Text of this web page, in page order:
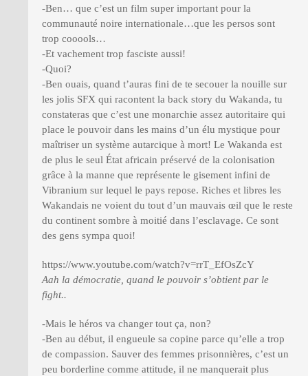
-Ben… que c’est un film super important pour la
communauté noire internationale…que les persos sont
trop cooools…
-Et vachement trop fasciste aussi!
-Quoi?
-Ben ouais, quand t’auras fini de te secouer la nouille sur
les jolis SFX qui racontent la back story du Wakanda, tu
constateras que c’est une monarchie assez autoritaire qui
place le pouvoir dans les mains d’un élu mystique pour
maîtriser un système autarcique à mort! Le Wakanda est
de plus le seul État africain préservé de la colonisation
grâce à la manne que représente le gisement infini de
Vibranium sur lequel le pays repose. Riches et libres les
Wakandais ne voient du tout d’un mauvais œil que le reste
du continent sombre à moitié dans l’esclavage. Ce sont
des gens sympa quoi!
https://www.youtube.com/watch?v=rrT_EfOsZcY
Aah la démocratie, quand le pouvoir s’obtient par le
fight..
-Mais le héros va changer tout ça, non?
-Ben au début, il engueule sa copine parce qu’elle a trop
de compassion. Sauver des femmes prisonnières, c’est un
peu borderline comme attitude, il ne manquerait plus